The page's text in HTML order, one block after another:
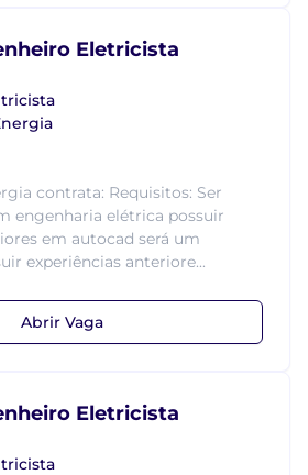
Eletricista
contrata: Requisitos: Ser
engenharia elétrica possuir
em autocad será um
experiências anteriore...
Abrir Vaga
Eletricista